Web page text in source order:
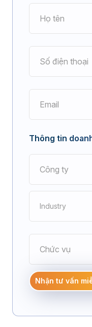
Thông tin
Industry
Điện tử
Nhận tư vấn